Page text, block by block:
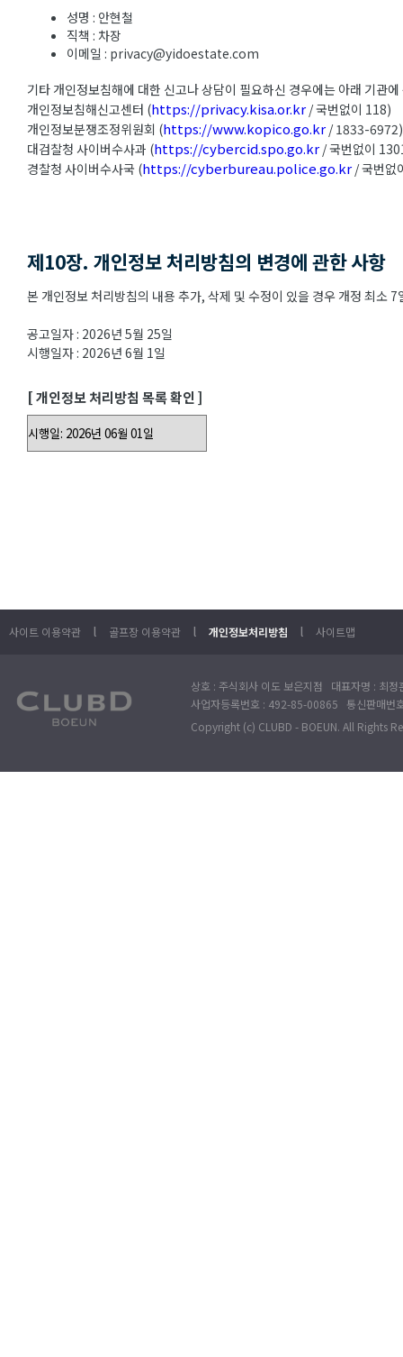
성명 : 안현철
직책 : 차장
이메일 : privacy@yidoestate.com
기타 개인정보침해에 대한 신고나 상담이 필요하신 경우에는 아래 기관
개인정보침해신고센터 (https://privacy.kisa.or.kr / 국번없이 118)
개인정보분쟁조정위원회 (https://www.kopico.go.kr / 1833-6972)
대검찰청 사이버수사과 (https://cybercid.spo.go.kr / 국번없이
경찰청 사이버수사국 (https://cyberbureau.police.go.kr / 국번없
제10장. 개인정보 처리방침의 변경에 관한 사항
본 개인정보 처리방침의 내용 추가, 삭제 및 수정이 있을 경우 개정 최소
공고일자 : 2026년 5월 25일
시행일자 : 2026년 6월 1일
[ 개인정보 처리방침 목록 확인 ]
사이트 이용약관 l 골프장 이용약관 l 개인정보처리방침 l 사이트맵
상호 : 주식회사 이도 보은지점 대표자명 : 최
사업자등록번호 : 492-85-00865 통신판매
Copyright (c) CLUBD - BOEUN. All Rights